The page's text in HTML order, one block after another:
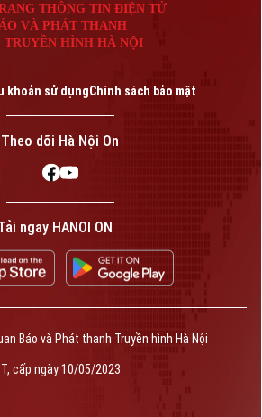
Báo và Phát thanh Truyền hình Hà Nội Giấy
cấp ngày 10/05/2023
THANH TRUYỀN HÌNH HÀ NỘI
Khiêm, Nguyễn Minh Đức, Nguyễn Thành Lợi
THÔNG TIN ĐIỆN TỬ
VÀ PHÁT THANH
HÌNH HÀ NỘI
khoản sử dụngChính sách bảo mật
Theo dõi Hà Nội On
ngay HANOI ON
Báo và Phát thanh Truyền hình Hà Nội
cấp ngày 10/05/2023